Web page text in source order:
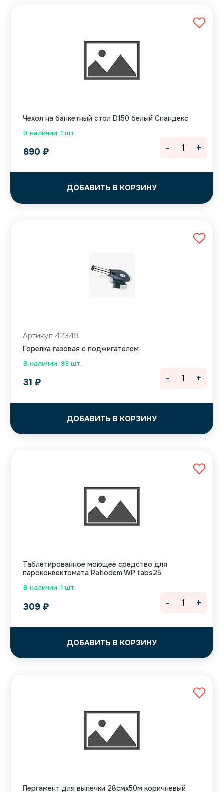
В наличии: 1 шт.
Чехол на банкетный стол D150 белый Спандекс
890 ₽
ДОБАВИТЬ В КОРЗИНУ
- +
В наличии: 93 шт.
Артикул 42349
Горелка газовая с поджигателем
31 ₽
ДОБАВИТЬ В КОРЗИНУ
- +
В наличии: 1 шт.
Таблетированное моющее средство для
пароконвектомата Ratiodem WP tabs25
309 ₽
ДОБАВИТЬ В КОРЗИНУ
- +
Пергамент для выпечки 28смх50м коричневый